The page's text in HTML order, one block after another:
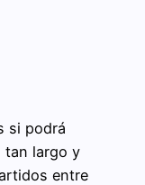
si podrá
tan largo y
entre